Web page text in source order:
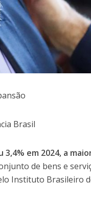
Brasil
em 2024, a
de bens e
Instituto Brasileiro